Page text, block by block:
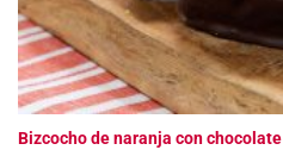
Bizcocho de naranja con chocolate